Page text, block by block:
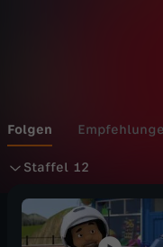
Folgen
Staffel 12
S